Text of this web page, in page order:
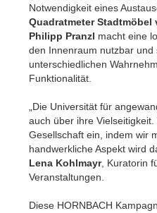
Notwendigkeit eines
Quadratmeter
Philipp Pranzl macht eine
den Innenraum nutzbar und
unterschiedlichen
Funktionalität.
„Die Universität für
auch über ihre
Gesellschaft ein, indem wir
handwerkliche Aspekt wird
Lena Kohlmayr, Kuratorin
Veranstaltungen.
Diese HORNBACH